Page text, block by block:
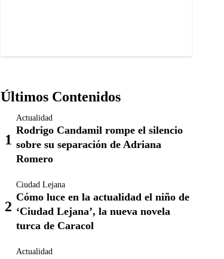
Últimos Contenidos
Actualidad
Rodrigo Candamil rompe el silencio
sobre su separación de Adriana
Romero
Ciudad Lejana
Cómo luce en la actualidad el niño de
‘Ciudad Lejana’, la nueva novela
turca de Caracol
Actualidad